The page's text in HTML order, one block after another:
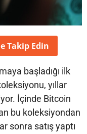
Takip Edin
başladığı ilk
yıllar
İçinde Bitcoin
bu koleksiyondan
sonra satış yaptı